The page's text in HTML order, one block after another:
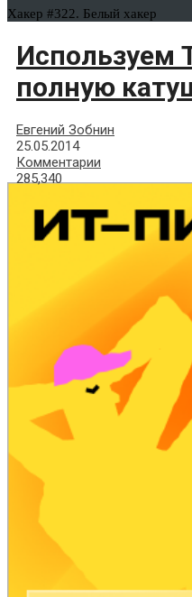
Хакер #322. Белый хакер
Используем
полную
Евгений Зобнин
25.05.2014
Комментарии
285,340